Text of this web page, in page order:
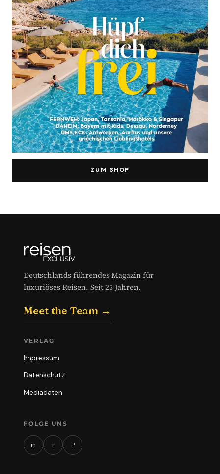
ZUM SHOP
Deutschlands führendes Magazin für
luxuriöses Reisen. Seit 25 Jahren.
Meet the Team →
VERLAG
Impressum
Datenschutz
Mediadaten
FOLGE UNS
in f P